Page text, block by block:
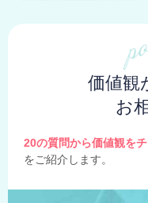
価値観
お
20の質問から価値観を
をご紹介します。